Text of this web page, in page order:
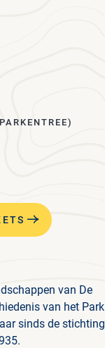
van De
van het Park
sinds de stichting